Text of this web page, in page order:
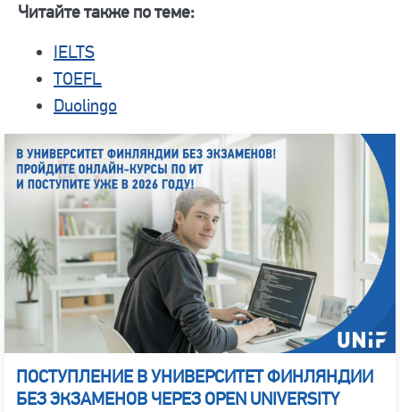
Читайте также по теме:
IELTS
TOEFL
Duolingo
ПОСТУПЛЕНИЕ В УНИВЕРСИТЕТ ФИНЛЯНДИИ
БЕЗ ЭКЗАМЕНОВ ЧЕРЕЗ OPEN UNIVERSITY